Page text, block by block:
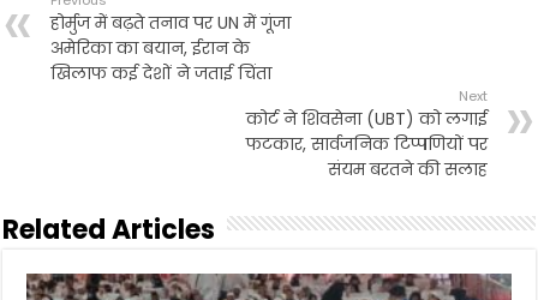
o
o
k
e
r
p
p
होर्मुज में बढ़ते तनाव पर UN में गूंजा
अमेरिका का बयान, ईरान के
खिलाफ कई देशों ने जताई चिंता
Next
कोर्ट ने शिवसेना (UBT) को लगाई
फटकार, सार्वजनिक टिप्पणियों पर
संयम बरतने की सलाह
Related Articles